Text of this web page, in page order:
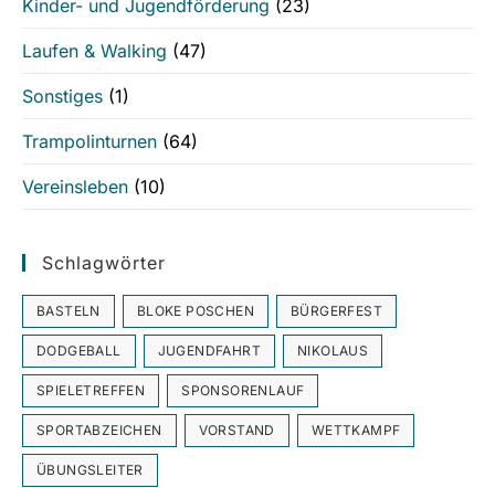
Kinder- und Jugendförderung (23)
Laufen & Walking (47)
Sonstiges (1)
Trampolinturnen (64)
Vereinsleben (10)
Schlagwörter
BASTELN BLOKE POSCHEN BÜRGERFEST
DODGEBALL JUGENDFAHRT NIKOLAUS
SPIELETREFFEN SPONSORENLAUF
SPORTABZEICHEN VORSTAND WETTKAMPF
ÜBUNGSLEITER